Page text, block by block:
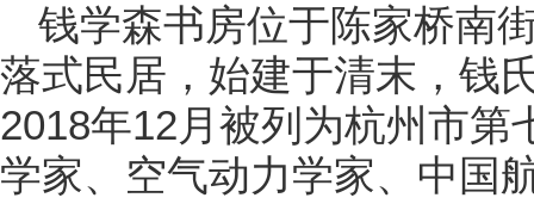
钱学森书房位于陈家桥南
落式民居，始建于清末，钱
2018年12月被列为杭州市
学家、空气动力学家、中国